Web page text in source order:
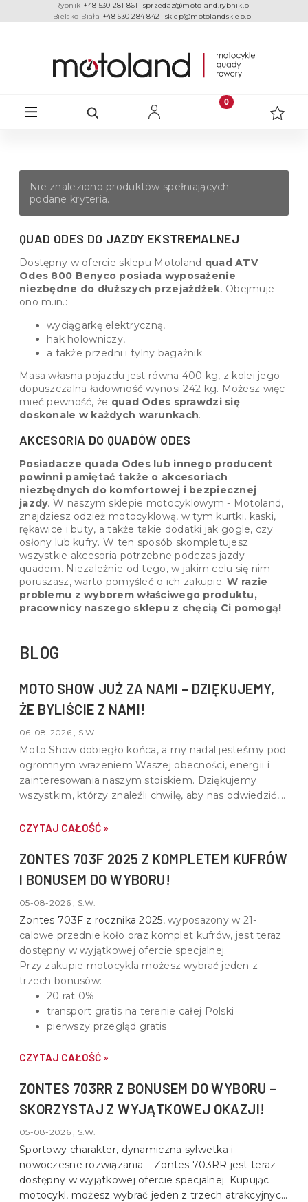
Rybnik +48 530 281 861
sprzedaz@motoland.rybnik.pl
Bielsko-Biała +48 530 284 842 sklep@motolandsklep.pl
Nie znaleziono produktów spełniających
podane kryteria.
QUAD ODES DO JAZDY EKSTREMALNEJ
Dostępny w ofercie sklepu Motoland quad ATV
Odes 800 Benyco posiada wyposażenie
niezbędne do dłuższych przejażdżek. Obejmuje
ono m.in.:
wyciągarkę elektryczną,
hak holowniczy,
a także przedni i tylny bagażnik.
Masa własna pojazdu jest równa 400 kg, z kolei jego
dopuszczalna ładowność wynosi 242 kg. Możesz więc
mieć pewność, że quad Odes sprawdzi się
doskonale w każdych warunkach.
AKCESORIA DO QUADÓW ODES
Posiadacze quada Odes lub innego producent
powinni pamiętać także o akcesoriach
niezbędnych do komfortowej i bezpiecznej
jazdy. W naszym sklepie motocyklowym - Motoland,
znajdziesz odzież motocyklową, w tym kurtki, kaski,
rękawice i buty, a także takie dodatki jak gogle, czy
osłony lub kufry. W ten sposób skompletujesz
wszystkie akcesoria potrzebne podczas jazdy
quadem. Niezależnie od tego, w jakim celu się nim
poruszasz, warto pomyśleć o ich zakupie.W razie
problemu z wyborem właściwego produktu,
pracownicy naszego sklepu z chęcią Ci pomogą!
BLOG
MOTO SHOW JUŻ ZA NAMI – DZIĘKUJEMY,
ŻE BYLIŚCIE Z NAMI!
06-08-2026 , S.W
Moto Show dobiegło końca, a my nadal jesteśmy pod
ogromnym wrażeniem Waszej obecności, energii i
zainteresowania naszym stoiskiem. Dziękujemy
wszystkim, którzy znaleźli chwilę, aby nas odwiedzić,
do motoryzacji.
CZYTAJ CAŁOŚĆ »
ZONTES 703F 2025 Z KOMPLETEM KUFRÓW
I BONUSEM DO WYBORU!
05-08-2026 , S.W.
Zontes 703F z rocznika 2025, wyposażony w 21-
calowe przednie koło oraz komplet kufrów, jest teraz
dostępny w wyjątkowej ofercie specjalnej.
Przy zakupie motocykla możesz wybrać jeden z
trzech bonusów:
20 rat 0%
transport gratis na terenie całej Polski
pierwszy przegląd gratis
CZYTAJ CAŁOŚĆ »
ZONTES 703RR Z BONUSEM DO WYBORU –
SKORZYSTAJ Z WYJĄTKOWEJ OKAZJI!
05-08-2026 , S.W.
Sportowy charakter, dynamiczna sylwetka i
nowoczesne rozwiązania – Zontes 703RR jest teraz
dostępny w wyjątkowej ofercie specjalnej. Kupując
motocykl, możesz wybrać jeden z trzech atrakcyjnych